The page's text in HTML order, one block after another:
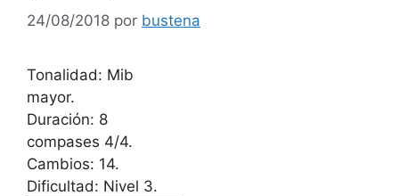
24/08/2018 por bustena
Tonalidad: Mib
mayor.
Duración: 8
compases 4/4.
Cambios: 14.
Dificultad: Nivel 3.